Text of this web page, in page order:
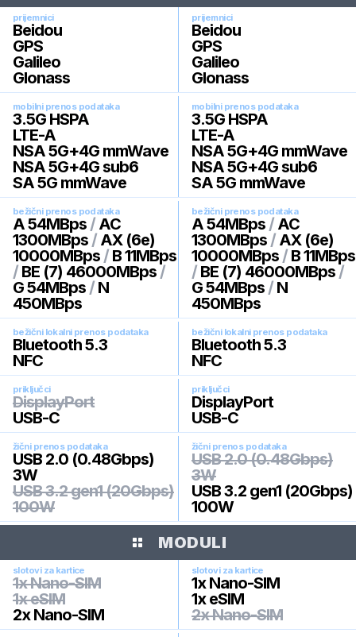
prijemnici
Beidou
GPS
Galileo
Glonass
prijemnici
Beidou
GPS
Galileo
Glonass
mobilni prenos podataka
3.5G HSPA
LTE-A
NSA 5G+4G mmWave
NSA 5G+4G sub6
SA 5G mmWave
mobilni prenos podataka
3.5G HSPA
LTE-A
NSA 5G+4G mmWave
NSA 5G+4G sub6
SA 5G mmWave
bežični prenos podataka
A 54MBps / AC
1300MBps / AX (6e)
10000MBps / B 11MBps
/ BE (7) 46000MBps /
G 54MBps / N
450MBps
bežični prenos podataka
A 54MBps / AC
1300MBps / AX (6e)
10000MBps / B 11MBps
/ BE (7) 46000MBps /
G 54MBps / N
450MBps
bežični lokalni prenos podataka
Bluetooth 5.3
NFC
bežični lokalni prenos podataka
Bluetooth 5.3
NFC
priključci
DisplayPort
USB-C
priključci
DisplayPort
USB-C
žični prenos podataka
USB 2.0 (0.48Gbps)
3W
USB 3.2 gen1 (20Gbps)
100W
žični prenos podataka
USB 2.0 (0.48Gbps)
3W
USB 3.2 gen1 (20Gbps)
100W
MODULI
slotovi za kartice
1x Nano-SIM
1x eSIM
2x Nano-SIM
slotovi za kartice
1x Nano-SIM
1x eSIM
2x Nano-SIM